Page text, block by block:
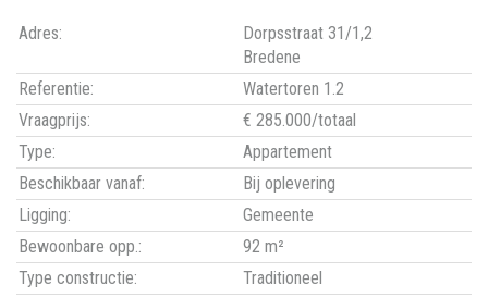
Adres:
Dorpsstraat 31/1,2
Bredene
Referentie:
Watertoren 1.2
Vraagprijs:
€ 285.000/totaal
Type:
Appartement
Beschikbaar vanaf:
Bij oplevering
Ligging:
Gemeente
Bewoonbare opp.:
92 m²
Type constructie:
Traditioneel